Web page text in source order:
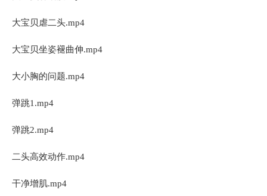
大宝贝虐二头.mp4
大宝贝坐姿褪曲伸.mp4
大小胸的问题.mp4
弹跳1.mp4
弹跳2.mp4
二头高效动作.mp4
干净增肌.mp4